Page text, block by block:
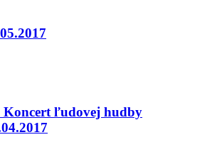
Koncert ľudovej hudby